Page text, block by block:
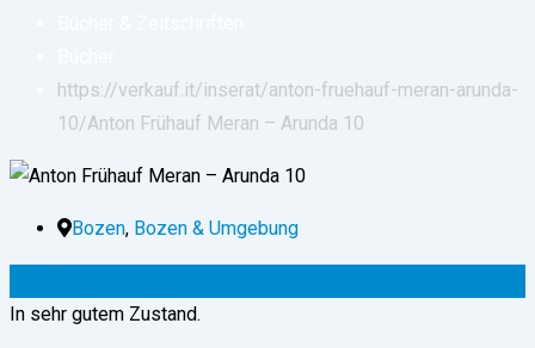
https://verkauf.it/inserat/anton-fruehauf-meran-arunda-
10/Anton Frühauf Meran – Arunda 10
Bozen, Bozen & Umgebung
In sehr gutem Zustand.